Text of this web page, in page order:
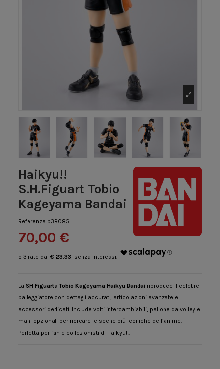
Haikyu!!
S.H.Figuart Tobio
Kageyama Bandai
Referenza p38085
70,00 €
€ 23.33
LaSH Figuarts Tobio Kageyama Haikyu Bandai riproduce il celebre
palleggiatore con dettagli accurati, articolazioni avanzate e
accessori dedicati. Include volti intercambiabili, pallone da volley e
mani opzionali per ricreare le scene più iconiche dell’anime.
Perfetta per fan e collezionisti di Haikyu!!.